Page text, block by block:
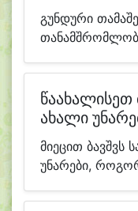
გუნდური
წაახალისეთ
ახალი
მიეცით ბავშვს
უნარები,